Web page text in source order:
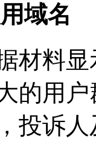
域名
材料
的用
投诉